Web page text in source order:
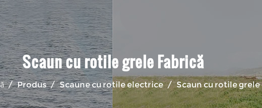
Scaun cu rotile grele Fabrică
/ Produs / Scaune cu rotile electrice / Scaun cu rotile grele